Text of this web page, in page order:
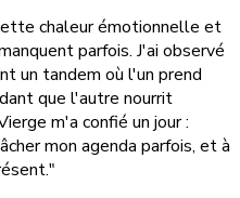
chaleur émotionnelle et
parfois. J'ai observé
un tandem où l'un prend
que l'autre nourrit
m'a confié un jour :
mon agenda parfois, et à